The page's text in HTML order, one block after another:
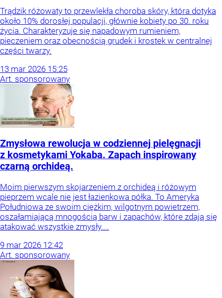
Trądzik różowaty to przewlekła choroba skóry, która dotyka
około 10% dorosłej populacji, głównie kobiety po 30. roku
życia. Charakteryzuje się napadowym rumieniem,
pieczeniem oraz obecnością grudek i krostek w centralnej
części twarzy.
13 mar 2026 15:25
Art. sponsorowany
Zmysłowa rewolucja w codziennej pielęgnacji
z kosmetykami Yokaba. Zapach inspirowany
czarną orchideą.
Moim pierwszym skojarzeniem z orchideą i różowym
pieprzem wcale nie jest łazienkowa półka. To Ameryka
Południowa ze swoim ciężkim, wilgotnym powietrzem,
oszałamiającą mnogością barw i zapachów, które zdają się
atakować wszystkie zmysły....
9 mar 2026 12:42
Art. sponsorowany